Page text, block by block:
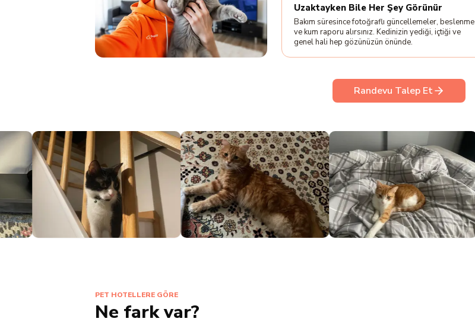
Uzaktayken Bile Her Şey Görünür
Bakım süresince fotoğraflı güncellemeler, beslenme
ve kum raporu alırsınız. Kedinizin yediği, içtiği ve
genel hali hep gözünüzün önünde.
Randevu Talep Et
PET HOTELLERE GÖRE
Ne fark var?